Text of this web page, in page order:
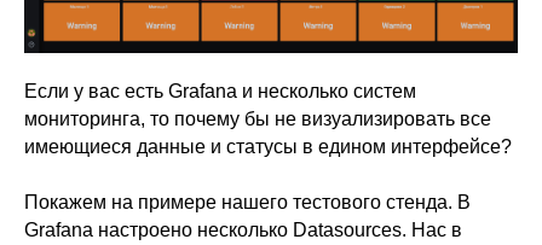
Если у вас есть Grafana и несколько систем
мониторинга, то почему бы не визуализировать все
имеющиеся данные и статусы в едином интерфейсе?
Покажем на примере нашего тестового стенда. В
Grafana настроено несколько Datasources. Нас в